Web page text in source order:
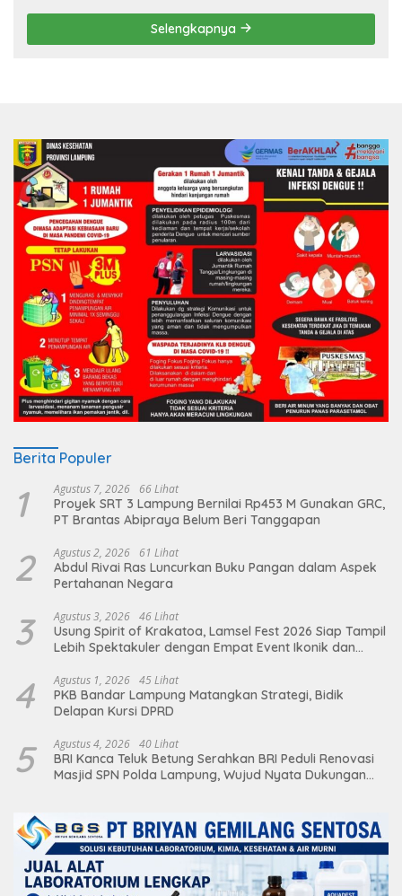
Selengkapnya
Berita Populer
1 Agustus 7, 2026 66 Lihat
Proyek SRT 3 Lampung Bernilai Rp453 M Gunakan GRC,
PT Brantas Abipraya Belum Beri Tanggapan
2 Agustus 2, 2026 61 Lihat
Abdul Rivai Ras Luncurkan Buku Pangan dalam Aspek
Pertahanan Negara
3 Agustus 3, 2026 46 Lihat
Usung Spirit of Krakatoa, Lamsel Fest 2026 Siap Tampil
Lebih Spektakuler dengan Empat Event Ikonik dan
4 Agustus 1, 2026 45 Lihat
PKB Bandar Lampung Matangkan Strategi, Bidik
Delapan Kursi DPRD
5 Agustus 4, 2026 40 Lihat
BRI Kanca Teluk Betung Serahkan BRI Peduli Renovasi
Masjid SPN Polda Lampung, Wujud Nyata Dukungan